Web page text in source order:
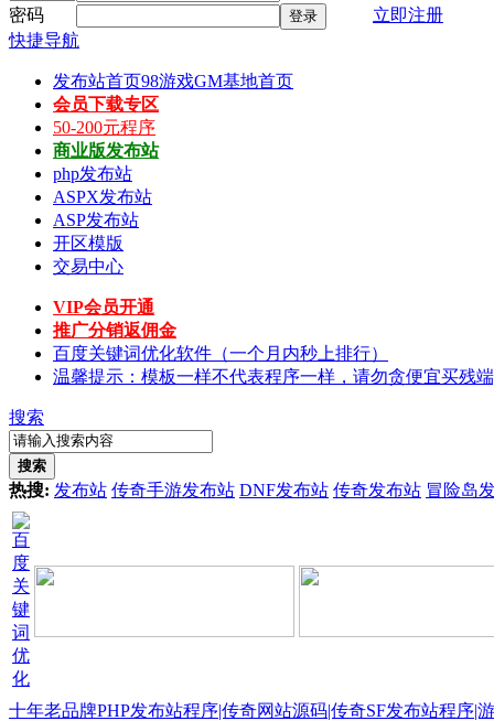
密码
登录
立即注册
快捷导航
发布站首页98游戏GM基地首页
会员下载专区
50-200元程序
商业版发布站
php发布站
ASPX发布站
ASP发布站
开区模版
交易中心
VIP会员开通
推广分销返佣金
百度关键词优化软件（一个月内秒上排行）
温馨提示：模板一样不代表程序一样，请勿贪便宜买残
搜索
搜索
热搜: 发布站 传奇手游发布站 DNF发布站 传奇发布站 冒险岛
十年老品牌PHP发布站程序|传奇网站源码|传奇SF发布站程序|